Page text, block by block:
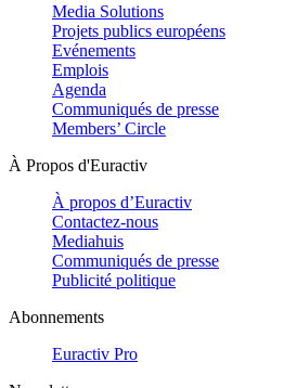
Media Solutions
Projets publics européens
Evénements
Emplois
Agenda
Communiqués de presse
Members’ Circle
À Propos d'Euractiv
À propos d’Euractiv
Contactez-nous
Mediahuis
Communiqués de presse
Publicité politique
Abonnements
Euractiv Pro